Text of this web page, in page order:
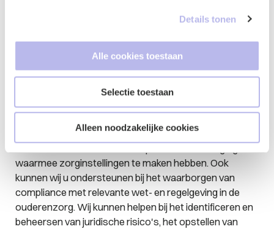
Details tonen
Alle cookies toestaan
Selectie toestaan
Alleen noodzakelijke cookies
zorgorganisatie informeren over uw rechten en
regelgeving en contractuele verplichtingen. U kunt ons
betrekken bij contractonderhandelingen tussen
zorginstellingen en zorgverzekeraars of andere
partijen. Wij kunnen ervoor zorgen dat de belangen van
de zorginstellingen adequaat worden
contractvoorwaarden worden opgesteld die rekening
waarmee zorginstellingen te maken hebben. Ook
kunnen wij u ondersteunen bij het waarborgen van
compliance met relevante wet- en regelgeving in de
ouderenzorg. Wij kunnen helpen bij het identificeren en
beheersen van juridische risico's, het opstellen van